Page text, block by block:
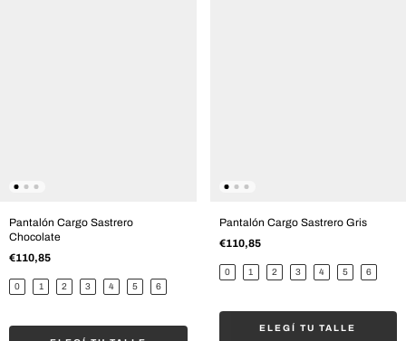
Pantalón Cargo Sastrero
Chocolate
€110,85
0 1 2 3 4 5 6
Pantalón Cargo Sastrero Gris
€110,85
0 1 2 3 4 5 6
ELEGÍ TU TALLE